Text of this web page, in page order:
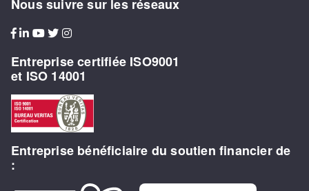
Nous suivre sur les réseaux
Entreprise certifiée ISO9001
et ISO 14001
Entreprise bénéficiaire du soutien financier de
: